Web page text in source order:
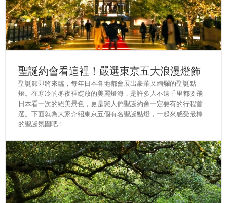
聖誕約會看這裡！嚴選東京五大浪漫燈飾
聖誕節即將來臨，每年日本各地都會展出豪華又絢爛的聖誕點
燈。在寒冷的冬夜裡綻放的美麗燈海，是許多人不遠千里都要飛
日本看一次的絕美景色，更是戀人們聖誕約會一定要有的行程首
選。下面就為大家介紹東京五個有名聖誕點燈，一起來感受最棒
的聖誕氛圍吧！